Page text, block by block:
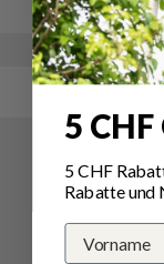
5
5 CHF
Rabatte und